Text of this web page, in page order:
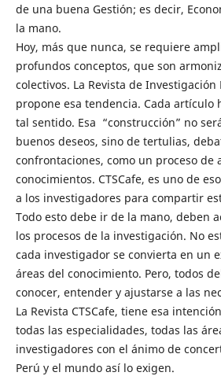
de una buena Gestión; es decir,
la mano.
Hoy, más que nunca, se requiere
profundos conceptos, que son
colectivos. La Revista de
propone esa tendencia. Cada artículo
tal sentido. Esa “construcción” no
buenos deseos, sino de tertulias,
confrontaciones, como un proceso de
conocimientos. CTSCafe, es uno de
a los investigadores para compartir
Todo esto debe ir de la mano, deben
los procesos de la investigación. No
cada investigador se convierta en un
áreas del conocimiento. Pero, todos
conocer, entender y ajustarse a las
La Revista CTSCafe, tiene esa
todas las especialidades, todas las
investigadores con el ánimo de
Perú y el mundo así lo exigen.